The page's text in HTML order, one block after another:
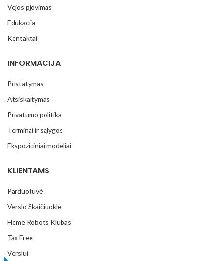
Vejos pjovimas
Edukacija
Kontaktai
INFORMACIJA
Pristatymas
Atsiskaitymas
Privatumo politika
Terminai ir sąlygos
Ekspoziciniai modeliai
KLIENTAMS
Parduotuvė
Verslo Skaičiuoklė
Home Robots Klubas
Tax Free
Verslui